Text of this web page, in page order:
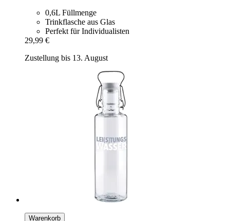
0,6L Füllmenge
Trinkflasche aus Glas
Perfekt für Individualisten
29,99 €
Zustellung bis 13. August
Warenkorb